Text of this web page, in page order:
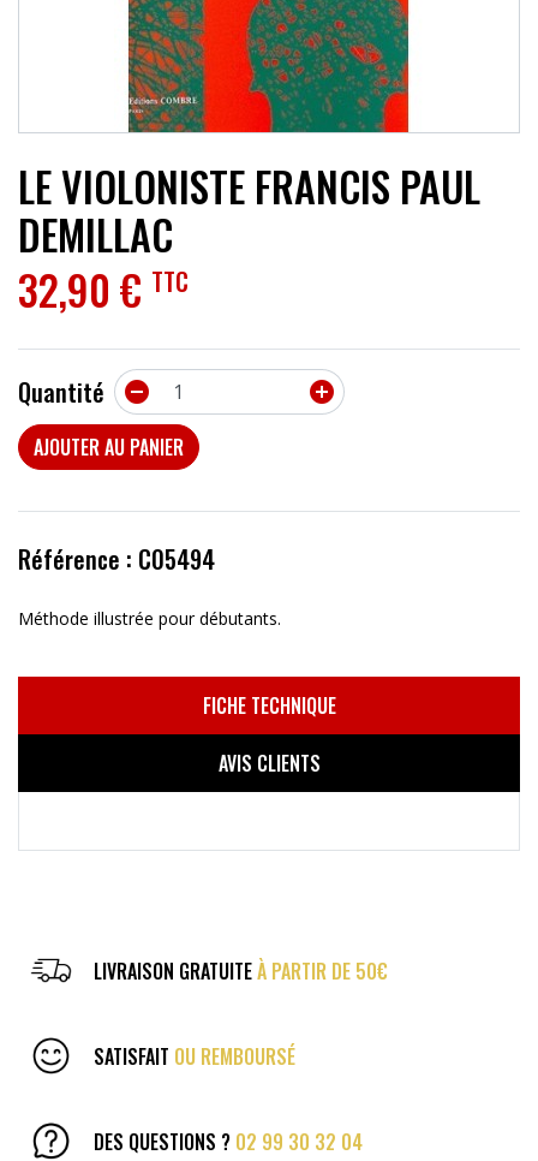
LE VIOLONISTE FRANCIS PAUL
DEMILLAC
32,90 € TTC
Quantité 

AJOUTER AU PANIER
Référence : C05494
Méthode illustrée pour débutants.
FICHE TECHNIQUE
AVIS CLIENTS
LIVRAISON GRATUITEÀ PARTIR DE 50€
SATISFAIT OU REMBOURSÉ
DES QUESTIONS ? 02 99 30 32 04
ACCESSOIRES
EFFETS
PROMOTIONS